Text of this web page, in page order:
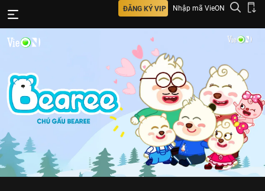
ĐĂNG KÝ VIP Nhập mã VieON